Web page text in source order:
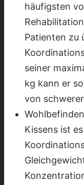
häufigsten
Patienten zu
seiner
kg kann er
von
Kissens ist